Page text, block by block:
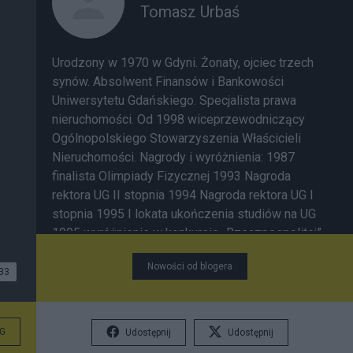
33
Tomasz Urbaś
Urodzony w 1970 w Gdyni. Żonaty, ojciec trzech
synów. Absolwent Finansów i Bankowości
Uniwersytetu Gdańskiego. Specjalista prawa
nieruchomości. Od 1998 wiceprzewodniczący
Ogólnopolskiego Stowarzyszenia Właścicieli
Nieruchomości. Nagrody i wyróżnienia: 1987
finalista Olimpiady Fizycznej 1993 Nagroda
rektora UG II stopnia 1994 Nagroda rektora UG I
stopnia 1995 I lokata ukończenia studiów na UG
1995 wyróżnienie w konkursie „Rzeczpospolitej”
oraz Coopers & Lybrands na artykuł o kierunkach
rozwoju gospodarki polskiej do 2005. Miłośnik
Nowości od blogera
Udostępnij Udostępnij